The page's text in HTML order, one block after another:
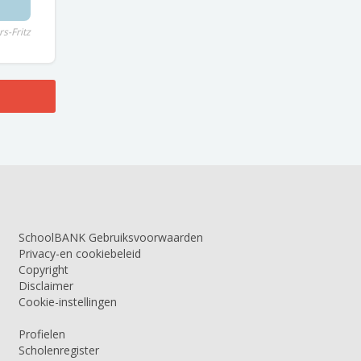
Fritz
SchoolBANK Gebruiksvoorwaarden
Privacy-en cookiebeleid
Copyright
Disclaimer
Cookie-instellingen
Profielen
Scholenregister